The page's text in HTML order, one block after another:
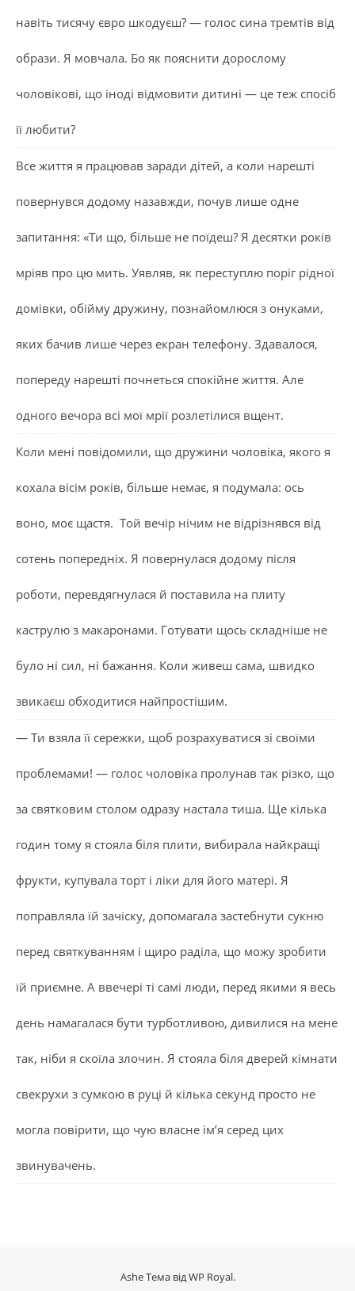
навіть тисячу євро шкодуєш? — голос сина тремтів від
образи. Я мовчала. Бо як пояснити дорослому
чоловікові, що іноді відмовити дитині — це теж спосіб
її любити?
Все життя я працював заради дітей, а коли нарешті
повернувся додому назавжди, почув лише одне
запитання: «Ти що, більше не поїдеш? Я десятки років
мріяв про цю мить. Уявляв, як переступлю поріг рідної
домівки, обійму дружину, познайомлюся з онуками,
яких бачив лише через екран телефону. Здавалося,
попереду нарешті почнеться спокійне життя. Але
одного вечора всі мої мрії розлетілися вщент.
Коли мені повідомили, що дружини чоловіка, якого я
кохала вісім років, більше немає, я подумала: ось
воно, моє щастя. Той вечір нічим не відрізнявся від
сотень попередніх. Я повернулася додому після
роботи, перевдягнулася й поставила на плиту
каструлю з макаронами. Готувати щось складніше не
було ні сил, ні бажання. Коли живеш сама, швидко
звикаєш обходитися найпростішим.
— Ти взяла її сережки, щоб розрахуватися зі своїми
проблемами! — голос чоловіка пролунав так різко, що
за святковим столом одразу настала тиша. Ще кілька
годин тому я стояла біля плити, вибирала найкращі
фрукти, купувала торт і ліки для його матері. Я
поправляла їй зачіску, допомагала застебнути сукню
перед святкуванням і щиро раділа, що можу зробити
їй приємне. А ввечері ті самі люди, перед якими я весь
день намагалася бути турботливою, дивилися на мене
так, ніби я скоїла злочин. Я стояла біля дверей кімнати
свекрухи з сумкою в руці й кілька секунд просто не
могла повірити, що чую власне ім’я серед цих
звинувачень.
Ashe Тема відWP Royal.